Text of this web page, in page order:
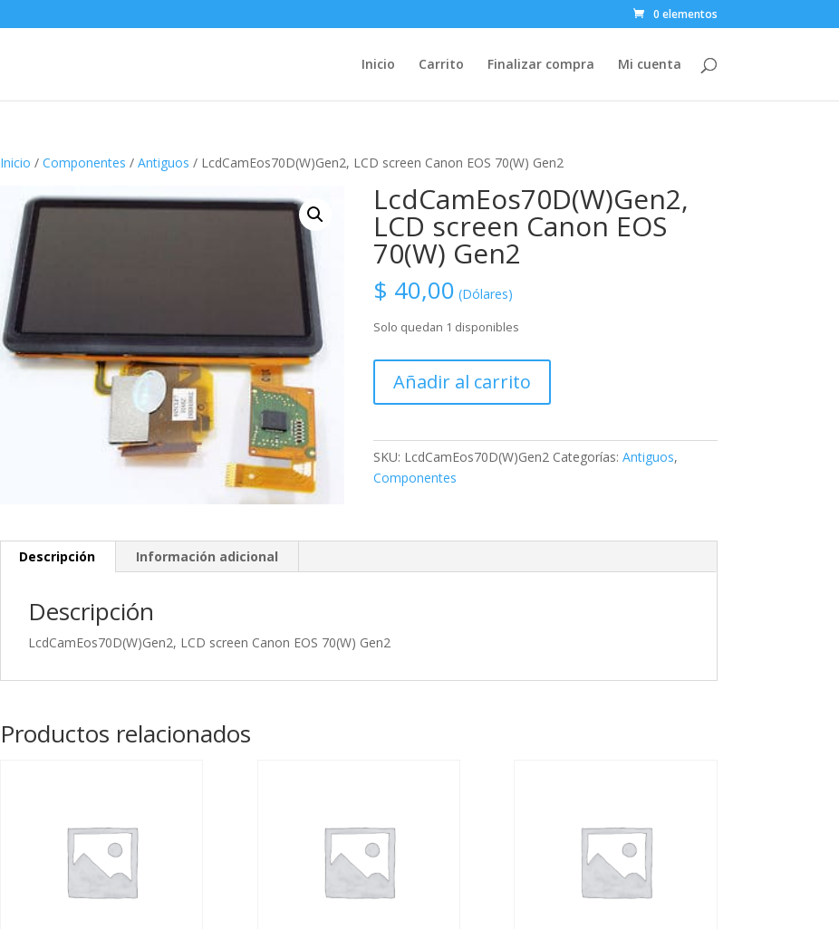
0 elementos
Inicio Carrito Finalizar compra Mi cuenta
Inicio / Componentes / Antiguos / LcdCamEos70D(W)Gen2, LCD screen Canon EOS 70(W) Gen2
LcdCamEos70D(W)Gen2,
LCD screen Canon EOS
70(W) Gen2
$ 40,00 (Dólares)
Solo quedan 1 disponibles
LCD
screen
EOS
70(W)
Añadir al carrito
SKU: LcdCamEos70D(W)Gen2 Categorías: Antiguos,
Componentes
Descripción Información adicional
Descripción
LcdCamEos70D(W)Gen2, LCD screen Canon EOS 70(W) Gen2
Productos relacionados